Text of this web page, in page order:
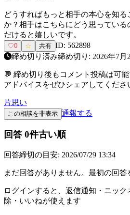
どうすればもっと相手の本心を知る
か？相手はこちらにどう思っている
だけると嬉しいです。
♡0 ☆ 共有 ID: 562898
締め切り済み締め切り: 2026年7月
💬 締め切り後もコメント投稿は可
アドバイスをぜひシェアしてくださ
片思い
この相談を非表示 通報する
回答 0件古い順
回答締切の目安: 2026/07/29 13:34
まだ回答がありません。最初の回答
ログインすると、返信通知・ニック
除・いいねが使えます